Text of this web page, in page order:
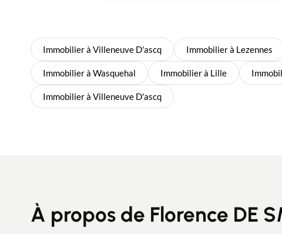
Immobilier à Villeneuve D'ascq Immobilier à Lezennes
Immobilier à Wasquehal Immobilier à Lille
Immobilier à Villeneuve D'ascq
À propos de Florence DE